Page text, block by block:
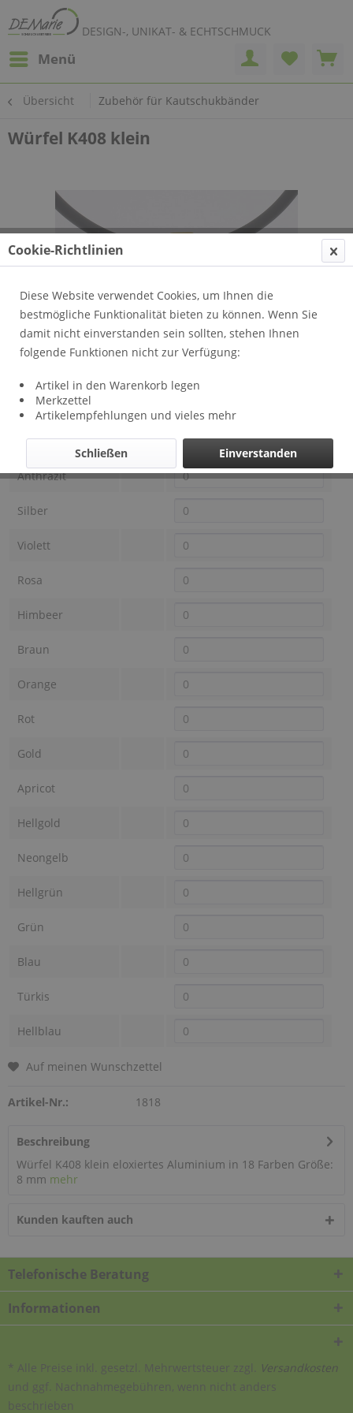
DESIGN-, UNIKAT- & ECHTSCHMUCK
Menü
Übersicht Zubehör für Kautschukbänder
Würfel K408 klein
Lieferzeit: ca 1 - 3 Wochen
Farbe OTRACOSA
Preis
Auswahl
Schwarz
Anthrazit
Silber
Violett
Rosa
Himbeer
Braun
Orange
Rot
Gold
Apricot
Hellgold
Neongelb
Hellgrün
Grün
Blau
Türkis
Hellblau
Auf meinen Wunschzettel
Artikel-Nr.: 1818
Beschreibung
Würfel K408 klein eloxiertes Aluminium in 18 Farben Größe:
8 mm mehr
Kunden kauften auch
Telefonische Beratung
Informationen
* Alle Preise inkl. gesetzl. Mehrwertsteuer zzgl.
Versandkosten
und ggf. Nachnahmegebühren, wenn nicht anders
beschrieben
Cookie-Richtlinien
Diese Website verwendet Cookies, um Ihnen die
bestmögliche Funktionalität bieten zu können. Wenn Sie
damit nicht einverstanden sein sollten, stehen Ihnen
folgende Funktionen nicht zur Verfügung:
Artikel in den Warenkorb legen
Merkzettel
Artikelempfehlungen und vieles mehr
Einverstanden
Schließen